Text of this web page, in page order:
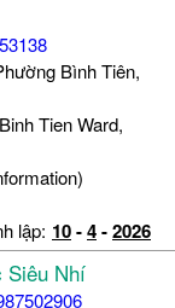
Bình Tiên,
Tien Ward,
lập: 10-4-2026
Siêu Nhí